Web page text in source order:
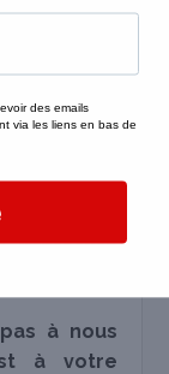
vous
dans la
dossier
précieux et
transaction
à nous
à votre